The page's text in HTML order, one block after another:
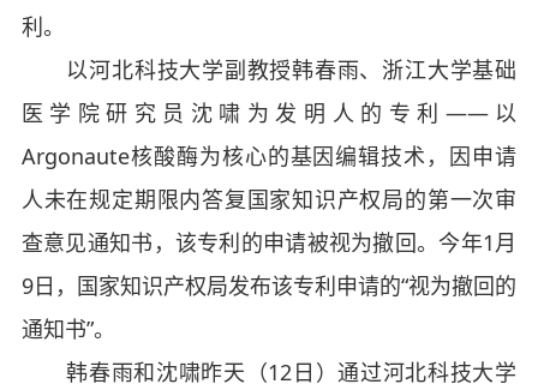
利。
以河北科技大学副教授韩春雨、浙江大学基础
医学院研究员沈啸为发明人的专利——以
Argonaute核酸酶为核心的基因编辑技术，因申请
人未在规定期限内答复国家知识产权局的第一次审
查意见通知书，该专利的申请被视为撤回。今年1月
9日，国家知识产权局发布该专利申请的“视为撤回的
通知书”。
韩春雨和沈啸昨天（12日）通过河北科技大学